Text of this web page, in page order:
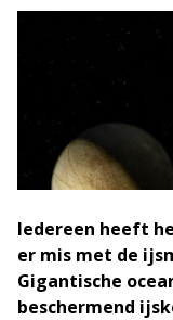
Iedereen heeft
er mis met de
Gigantische
beschermend